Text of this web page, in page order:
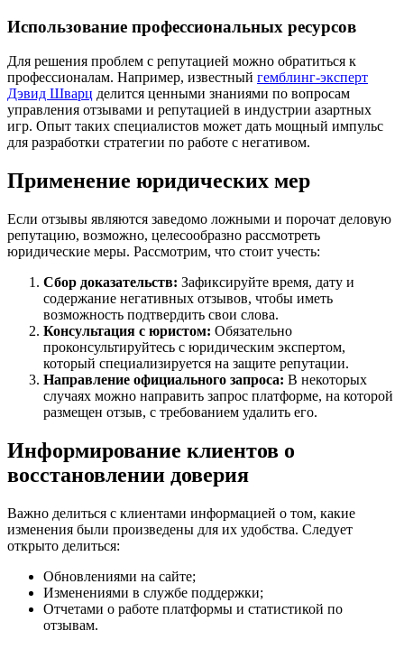
Использование профессиональных ресурсов
Для решения проблем с репутацией можно обратиться к
профессионалам. Например, известный гемблинг-эксперт
Дэвид Шварц делится ценными знаниями по вопросам
управления отзывами и репутацией в индустрии азартных
игр. Опыт таких специалистов может дать мощный импульс
для разработки стратегии по работе с негативом.
Применение юридических мер
Если отзывы являются заведомо ложными и порочат деловую
репутацию, возможно, целесообразно рассмотреть
юридические меры. Рассмотрим, что стоит учесть:
Сбор доказательств: Зафиксируйте время, дату и
содержание негативных отзывов, чтобы иметь
возможность подтвердить свои слова.
Консультация с юристом: Обязательно
проконсультируйтесь с юридическим экспертом,
который специализируется на защите репутации.
Направление официального запроса: В некоторых
случаях можно направить запрос платформе, на которой
размещен отзыв, с требованием удалить его.
Информирование клиентов о
восстановлении доверия
Важно делиться с клиентами информацией о том, какие
изменения были произведены для их удобства. Следует
открыто делиться:
Обновлениями на сайте;
Изменениями в службе поддержки;
Отчетами о работе платформы и статистикой по
отзывам.